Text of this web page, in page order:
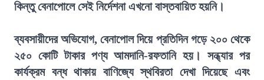
কিন্তু বেনাপোলে সেই নির্দেশনা এখনো বাস্তবায়িত হয়নি।
ব্যবসায়ীদের অভিযোগ, বেনাপোল দিয়ে প্রতিদিন গড়ে ২০০ থেকে
২৫০ কোটি টাকার পণ্য আমদানি-রফতানি হয়। সন্ধ্যার পর
কার্যক্রম বন্ধ থাকায় বাণিজ্যে স্থবিরতা দেখা দিয়েছে এবং